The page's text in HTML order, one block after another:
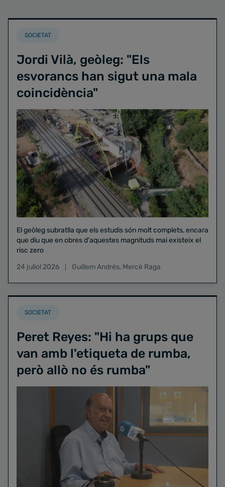
SOCIETAT
Jordi Vilà, geòleg: "Els
esvorancs han sigut una mala
coincidència"
El geòleg subratlla que els estudis són molt complets, encara
que diu que en obres d'aquestes magnituds mai existeix el
risc zero
24 juliol 2026
Guillem Andrés, Mercè Raga
SOCIETAT
Peret Reyes: "Hi ha grups que
van amb l'etiqueta de rumba,
però allò no és rumba"